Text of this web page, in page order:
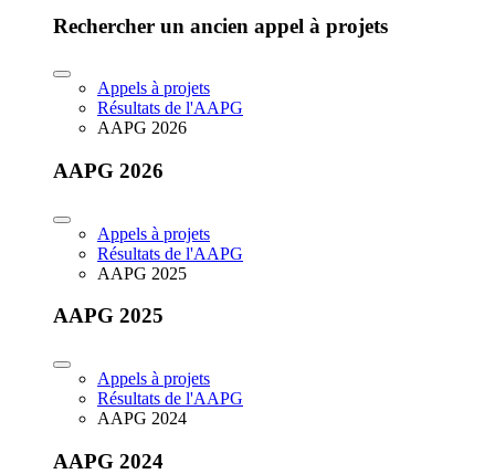
Rechercher un ancien appel à projets
Appels à projets
Résultats de l'AAPG
AAPG 2026
AAPG 2026
Appels à projets
Résultats de l'AAPG
AAPG 2025
AAPG 2025
Appels à projets
Résultats de l'AAPG
AAPG 2024
AAPG 2024